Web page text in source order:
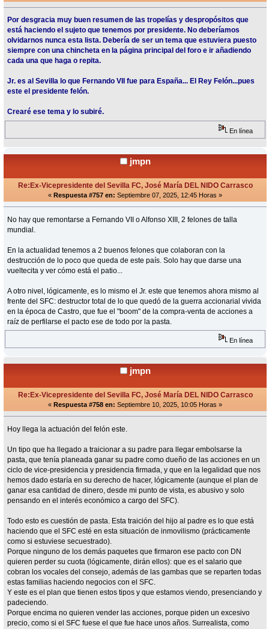
Por desgracia muy buen resumen de las tropelías y despropósitos que
está haciendo el sujeto que tenemos por presidente. No deberíamos
olvidarnos nunca esta lista. Debería de ser un tema que estuviera puesto
siempre con una chincheta en la página principal del foro e ir añadiendo
cada una que haga o repita.
Jr. es al Sevilla lo que Fernando VII fue para España... El Rey Felón...pues
este el presidente felón.
Crearé ese tema y lo subiré.
En línea
jmpn
Re:Ex-Vicepresidente del Sevilla FC, José María DEL NIDO Carrasco
« Respuesta #757 en: Septiembre 07, 2025, 12:45 Horas »
No hay que remontarse a Fernando VII o Alfonso XIII, 2 felones de talla
mundial.
En la actualidad tenemos a 2 buenos felones que colaboran con la
destrucción de lo poco que queda de este país. Solo hay que darse una
vueltecita y ver cómo está el patio...
A otro nivel, lógicamente, es lo mismo el Jr. este que tenemos ahora mismo al
frente del SFC: destructor total de lo que quedó de la guerra accionarial vivida
en la época de Castro, que fue el "boom" de la compra-venta de acciones a
raíz de perfilarse el pacto ese de todo por la pasta.
En línea
jmpn
Re:Ex-Vicepresidente del Sevilla FC, José María DEL NIDO Carrasco
« Respuesta #758 en: Septiembre 10, 2025, 10:05 Horas »
Hoy llega la actuación del felón este.
Un tipo que ha llegado a traicionar a su padre para llegar embolsarse la
pasta, que tenía planeada ganar su padre como dueño de las acciones en un
ciclo de vice-presidencia y presidencia firmada, y que en la legalidad que nos
hemos dado estaría en su derecho de hacer, lógicamente (aunque el plan de
ganar esa cantidad de dinero, desde mi punto de vista, es abusivo y solo
pensando en el interés económico a cargo del SFC).
Todo esto es cuestión de pasta. Esta traición del hijo al padre es lo que está
haciendo que el SFC esté en esta situación de inmovilismo (prácticamente
como si estuviese secuestrado).
Porque ninguno de los demás paquetes que firmaron ese pacto con DN
quieren perder su cuota (lógicamente, dirán ellos): que es el salario que
cobran los vocales del consejo, además de las gambas que se reparten todas
estas familias haciendo negocios con el SFC.
Y este es el plan que tienen estos tipos y que estamos viendo, presenciando y
padeciendo.
Porque encima no quieren vender las acciones, porque piden un excesivo
precio, como si el SFC fuese el que fue hace unos años. Surrealista, como